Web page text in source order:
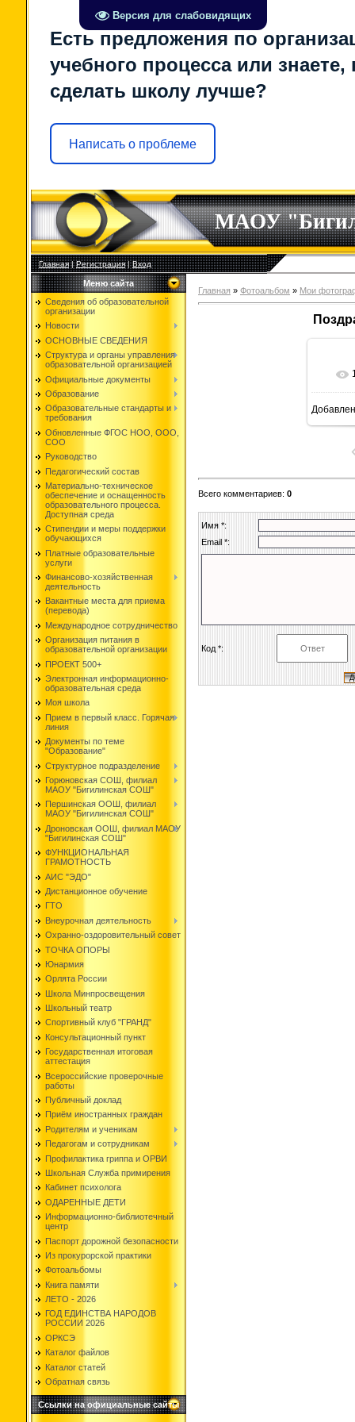
Версия для слабовидящих
Есть предложения по
учебного процесса или знаете,
сделать школу лучше?
Написать о проблеме
МАОУ
Главная|Регистрация|Вход
Меню сайта
Сведения об образовательной
организации
Новости
ОСНОВНЫЕ СВЕДЕНИЯ
Структура и органы управления
образовательной организацией
Официальные документы
Образование
Образовательные стандарты и
требования
Обновленные ФГОС НОО, ООО,
СОО
Руководство
Педагогический состав
Материально-техническое
обеспечение и оснащенность
образовательного процесса.
Доступная среда
Стипендии и меры поддержки
обучающихся
Платные образовательные
услуги
Финансово-хозяйственная
деятельность
Вакантные места для приема
(перевода)
Международное сотрудничество
Организация питания в
образовательной организации
ПРОЕКТ 500+
Электронная информационно-
образовательная среда
Моя школа
Прием в первый класс. Горячая
линия
Документы по теме
"Образование"
Структурное подразделение
Горюновская СОШ, филиал
МАОУ "Бигилинская СОШ"
Першинская ООШ, филиал
МАОУ "Бигилинская СОШ"
Дроновская ООШ, филиал МАОУ
"Бигилинская СОШ"
ФУНКЦИОНАЛЬНАЯ
ГРАМОТНОСТЬ
АИС "ЭДО"
Дистанционное обучение
ГТО
Внеурочная деятельность
Охранно-оздоровительный совет
ТОЧКА ОПОРЫ
Юнармия
Орлята России
Школа Минпросвещения
Школьный театр
Спортивный клуб "ГРАНД"
Консультационный пункт
Государственная итоговая
аттестация
Всероссийские проверочные
работы
Публичный доклад
Приём иностранных граждан
Родителям и ученикам
Педагогам и сотрудникам
Профилактика гриппа и ОРВИ
Школьная Служба примирения
Кабинет психолога
ОДАРЕННЫЕ ДЕТИ
Информационно-библиотечный
центр
Паспорт дорожной безопасности
Из прокурорской практики
Фотоальбомы
Книга памяти
ЛЕТО - 2026
ГОД ЕДИНСТВА НАРОДОВ
РОССИИ 2026
ОРКСЭ
Каталог файлов
Каталог статей
Обратная связь
Ссылки на официальные сайты
Главная » Фотоальбом » Мои
Всего комментариев: 0
Имя *:
Email *:
Код *: